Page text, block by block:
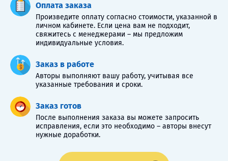
Оплата заказа
Произведите оплату согласно стоимости, указанной в
личном кабинете. Если цена вам не подходит,
свяжитесь с менеджерами – мы предложим
индивидуальные условия.
Заказ в работе
Авторы выполняют вашу работу, учитывая все
указанные требования и сроки.
Заказ готов
После выполнения заказа вы можете запросить
исправления, если это необходимо – авторы внесут
нужные доработки.